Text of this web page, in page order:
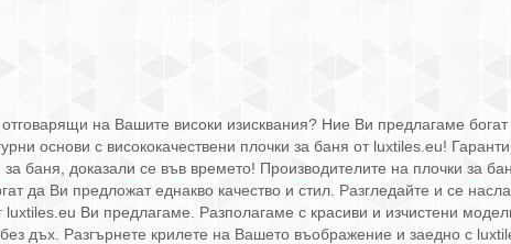
на Вашите високи изисквания? Ние Ви предлагаме
основи с висококачествени плочки за баня от luxtiles.eu!
баня, доказали се във времето! Производителите на плочки за
да Ви предложат еднакво качество и стил. Разгледайте и се
Ви предлагаме. Разполагаме с красиви и изчистени
дъх. Разгърнете крилете на Вашето въображение и заедно с